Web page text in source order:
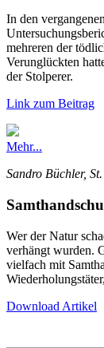
In den
mehreren der
Verunglückten
der Stolperer.
Link zum Beitrag
Mehr...
Sandro Büchler,
Wer der Natur
verhängt wurden.
vielfach mit
Download Artikel